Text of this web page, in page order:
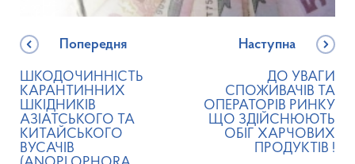
Попередня
ШКОДОЧИННІСТЬ
КАРАНТИННИХ
ШКІДНИКІВ
АЗІАТСЬКОГО ТА
КИТАЙСЬКОГО
ВУСАЧІВ
Наступна
ДО УВАГИ
СПОЖИВАЧІВ ТА
ОПЕРАТОРІВ РИНКУ
ЩО ЗДІЙСНЮЮТЬ
ОБІГ ХАРЧОВИХ
ПРОДУКТІВ !